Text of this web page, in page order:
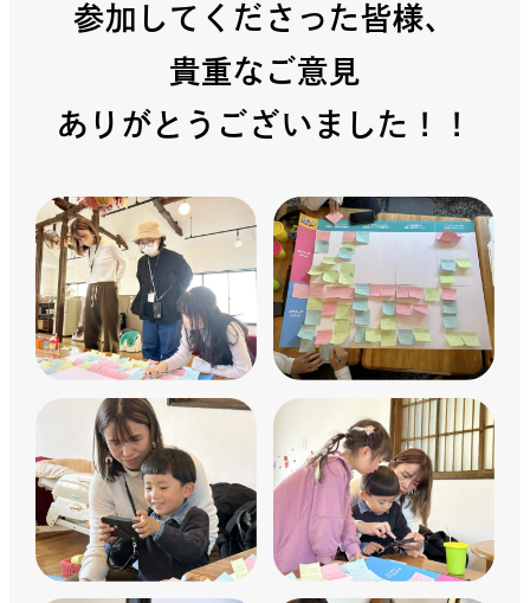
参加してくださった皆様、
貴重なご意見
ありがとうございました！！